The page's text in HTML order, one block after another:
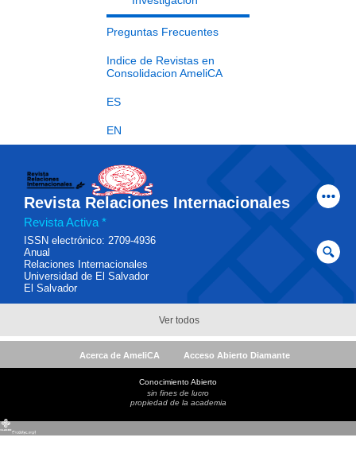
Acerca de AmeliCA Acceso Abierto Diamante
Conocimiento Abierto
sin fines de lucro
propiedad de la academia